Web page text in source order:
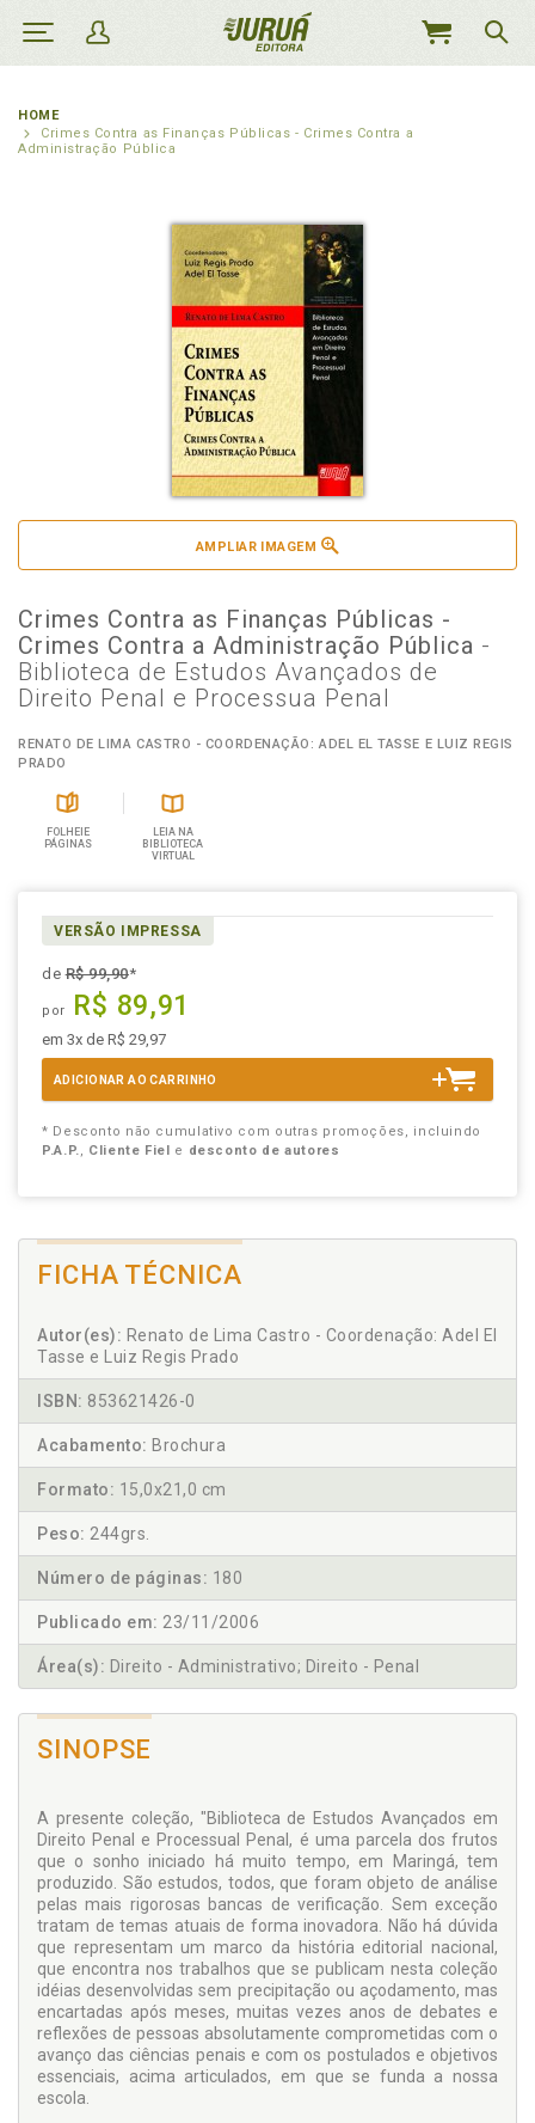
MEU
HOME
Crimes Contra as Finanças Públicas - Crimes Contra a
Administração Pública
AMPLIAR IMAGEM
Crimes Contra as Finanças Públicas -
Crimes Contra a Administração Pública -
Biblioteca de Estudos Avançados de
Direito Penal e Processua Penal
RENATO DE LIMA CASTRO - COORDENAÇÃO: ADEL EL TASSE E LUIZ REGIS
PRADO
FOLHEIE
PÁGINAS
LEIA NA
BIBLIOTECA
VIRTUAL
VERSÃO IMPRESSA
deR$ 99,90*
por R$ 89,91
em 3x de R$ 29,97
ADICIONAR AO CARRINHO
* Desconto não cumulativo com outras promoções, incluindo
P.A.P., Cliente Fiel e desconto de autores
FICHA TÉCNICA
Autor(es): Renato de Lima Castro - Coordenação: Adel El
Tasse e Luiz Regis Prado
ISBN: 853621426-0
Acabamento: Brochura
Formato: 15,0x21,0 cm
Peso: 244grs.
Número de páginas: 180
Publicado em: 23/11/2006
Área(s): Direito - Administrativo; Direito - Penal
SINOPSE
A presente coleção, "Biblioteca de Estudos Avançados em
Direito Penal e Processual Penal, é uma parcela dos frutos
que o sonho iniciado há muito tempo, em Maringá, tem
produzido. São estudos, todos, que foram objeto de análise
pelas mais rigorosas bancas de verificação. Sem exceção
tratam de temas atuais de forma inovadora. Não há dúvida
que representam um marco da história editorial nacional,
que encontra nos trabalhos que se publicam nesta coleção
idéias desenvolvidas sem precipitação ou açodamento, mas
encartadas após meses, muitas vezes anos de debates e
reflexões de pessoas absolutamente comprometidas com o
avanço das ciências penais e com os postulados e objetivos
essenciais, acima articulados, em que se funda a nossa
escola.